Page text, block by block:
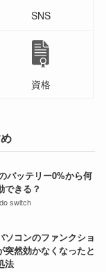
SNS
資格
バッテリー0%から何
できる？
switch
ソコンのファンクショ
突然効かなくなったと
法